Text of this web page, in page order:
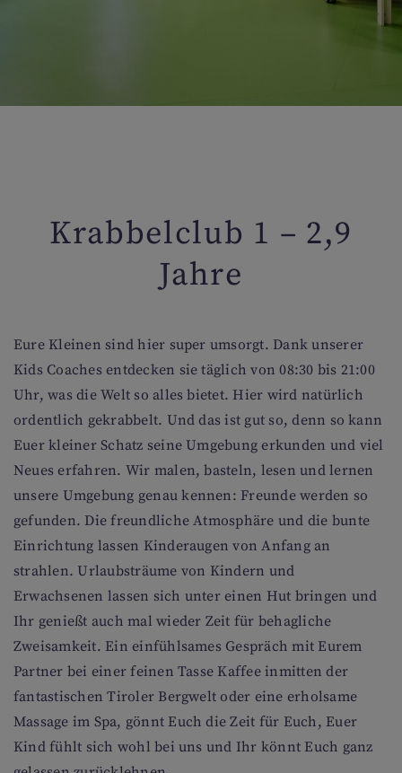
Krabbelclub 1 – 2,9
Jahre
Eure Kleinen sind hier super umsorgt. Dank unserer
Kids Coaches entdecken sie täglich von 08:30 bis 21:00
Uhr, was die Welt so alles bietet. Hier wird natürlich
ordentlich gekrabbelt. Und das ist gut so, denn so kann
Euer kleiner Schatz seine Umgebung erkunden und viel
Neues erfahren. Wir malen, basteln, lesen und lernen
unsere Umgebung genau kennen: Freunde werden so
gefunden. Die freundliche Atmosphäre und die bunte
Einrichtung lassen Kinderaugen von Anfang an
strahlen. Urlaubsträume von Kindern und
Erwachsenen lassen sich unter einen Hut bringen und
Ihr genießt auch mal wieder Zeit für behagliche
Zweisamkeit. Ein einfühlsames Gespräch mit Eurem
Partner bei einer feinen Tasse Kaffee inmitten der
fantastischen Tiroler Bergwelt oder eine erholsame
Massage im Spa, gönnt Euch die Zeit für Euch, Euer
Kind fühlt sich wohl bei uns und Ihr könnt Euch ganz